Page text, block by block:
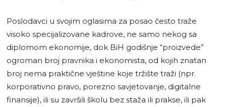
Poslodavci u svojim oglasima za posao često traže
visoko specijalizovane kadrove, ne samo nekog sa
diplomom ekonomije, dok BiH godišnje “proizvede”
ogroman broj pravnika i ekonomista, od kojih znatan
broj nema praktične vještine koje tržište traži (npr.
korporativno pravo, porezno savjetovanje, digitalne
finansije), ili su završili školu bez staža ili prakse, ili pak